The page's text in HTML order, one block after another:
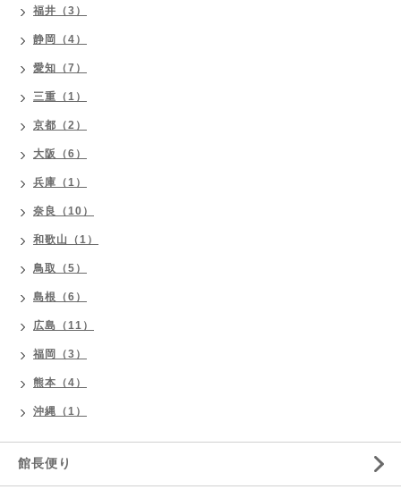
福井（3）
静岡（4）
愛知（7）
三重（1）
京都（2）
大阪（6）
兵庫（1）
奈良（10）
和歌山（1）
鳥取（5）
島根（6）
広島（11）
福岡（3）
熊本（4）
沖縄（1）
館長便り